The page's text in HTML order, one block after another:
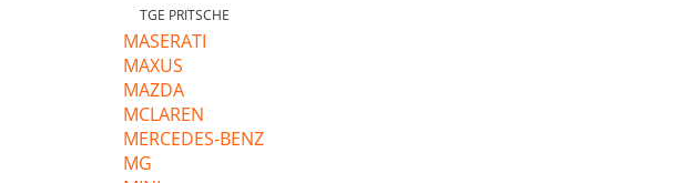
TGE PRITSCHE
MASERATI
MAXUS
MAZDA
MCLAREN
MERCEDES-BENZ
MG